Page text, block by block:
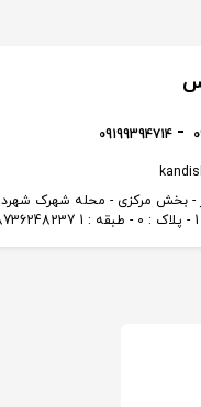
- بخش مرکزی - محله شهرک
09199394714